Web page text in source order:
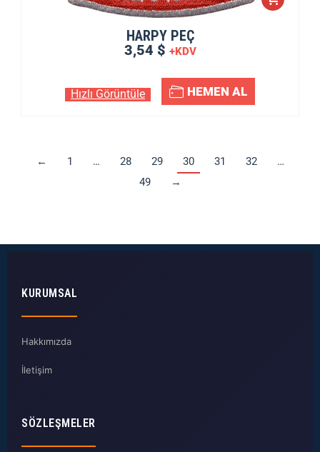
HARPY PEÇ
3,54 $ +KDV
Hızlı Görüntüle HEMEN AL
← 1 … 28 29 30 31 32
…
49
→
KURUMSAL
Hakkımızda
İletişim
SÖZLEŞMELER